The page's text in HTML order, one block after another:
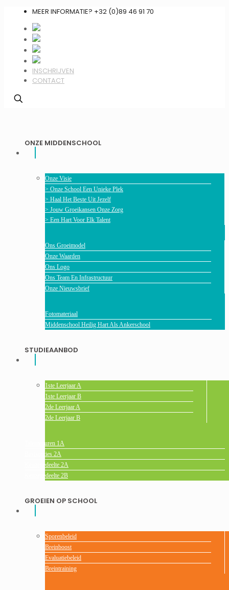
MEER INFORMATIE? +32 (0)89 46 91 70
INSCHRIJVEN
CONTACT
ONZE MIDDENSCHOOL
Onze Visie
> Onze School Een Unieke Plek
> Haal Het Beste Uit Jezelf
> Jouw Groeikansen Onze Zorg
> Een Hart Voor Elk Talent
Ons Groeimodel
Onze Waarden
Ons Logo
Ons Team En Infrastructuur
Onze Nieuwsbrief
Fotomateriaal
Middenschool Heilig Hart Als Ankerschool
STUDIEAANBOD
1ste Leerjaar A
1ste Leerjaar B
2de Leerjaar A
2de Leerjaar B
Talentenuren 1A
Basisopties 2A
Keuzegedeelte 2A
Keuzegedeelte 2B
GROEIEN OP SCHOOL
Sporenbeleid
Breinboost
Evaluatiebeleid
Breintraining